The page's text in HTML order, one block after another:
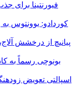
فیورنتینا برای
کوردادو: یوونتوس
پیانیچ از درخشش
بونوچی رسماً به
اسپالتی تعویض